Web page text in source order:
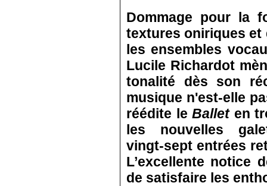
Dommage pour la
textures oniriques et
les ensembles
Lucile Richardot
tonalité dès son
musique n'est‑elle
réédite le Balleten
les nouvelles
vingt‑sept entrées
L’excellente notice
de satisfaire les